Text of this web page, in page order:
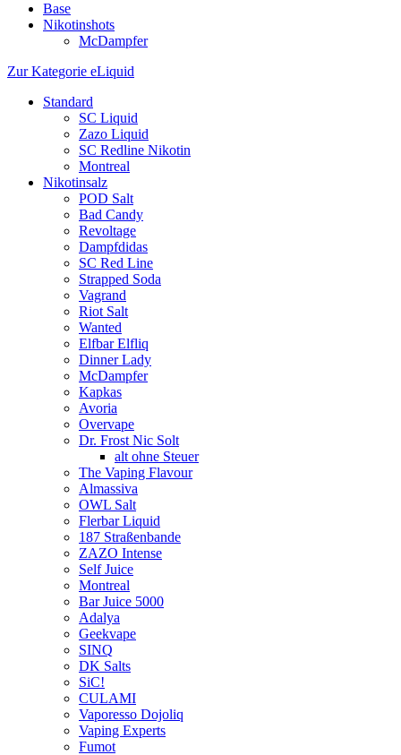
Base
Nikotinshots
McDampfer
Zur Kategorie eLiquid
Standard
SC Liquid
Zazo Liquid
SC Redline Nikotin
Montreal
Nikotinsalz
POD Salt
Bad Candy
Revoltage
Dampfdidas
SC Red Line
Strapped Soda
Vagrand
Riot Salt
Wanted
Elfbar Elfliq
Dinner Lady
McDampfer
Kapkas
Avoria
Overvape
Dr. Frost Nic Solt
alt ohne Steuer
The Vaping Flavour
Almassiva
OWL Salt
Flerbar Liquid
187 Straßenbande
ZAZO Intense
Self Juice
Montreal
Bar Juice 5000
Adalya
Geekvape
SINQ
DK Salts
SiC!
CULAMI
Vaporesso Dojoliq
Vaping Experts
Fumot